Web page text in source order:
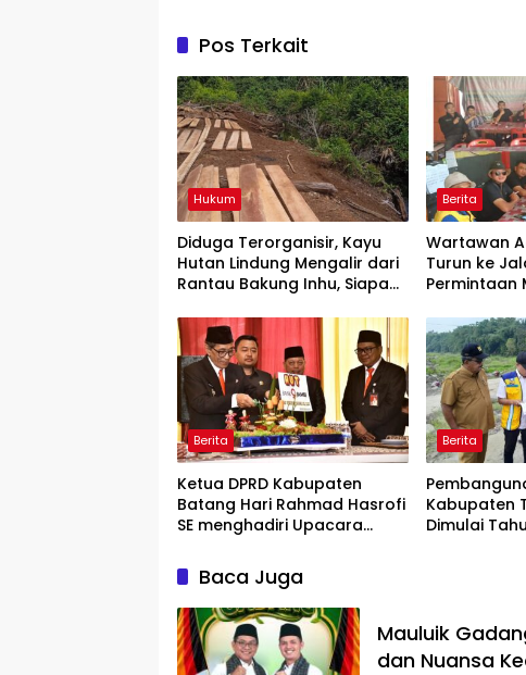
Pos Terkait
Hukum
Diduga Terorganisir, Kayu
Hutan Lindung Mengalir dari
Rantau Bakung Inhu, Siapa
Berita
Wartawan
Turun ke
Permintaan
Berita
Ketua DPRD Kabupaten
Batang Hari Rahmad Hasrofi
SE menghadiri Upacara
Berita
Kabupaten
Dimulai
Baca Juga
Mauluik
dan Nuansa